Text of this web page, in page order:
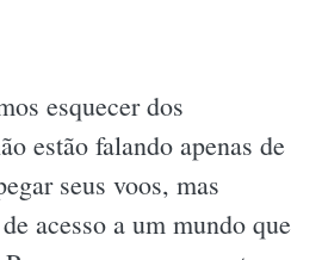
esquecer dos
estão falando apenas de
seus voos, mas
acesso a um mundo que